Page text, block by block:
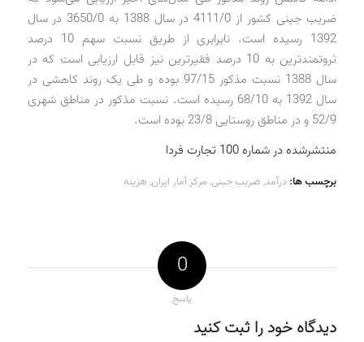
ضریب جینی کشور از 4111/0 در سال 1388 به 3650/0 در سال
1392 رسیده است. نابرابری از طریق نسبت سهم 10 درصد
ثروتمندترین به 10 درصد فقیرترین نیز قابل ارزیابی است که در
سال 1388 نسبت مذکور 97/15 بوده و طی یک روند کاهشی در
سال 1392 به 68/10 رسیده است. نسبت مذکور در مناطق شهری
52/9 و در مناطق روستایی 23/8 بوده است.
منتشرشده در شماره 100 تجارت فردا
برچسب ها:درآمد,ضریب جینی,مرکز آمار ایران,هزینه
0
پاسخ
دیدگاه خود را ثبت کنید